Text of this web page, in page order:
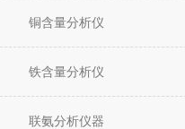
铜含量分析仪
铁含量分析仪
联氨分析仪器